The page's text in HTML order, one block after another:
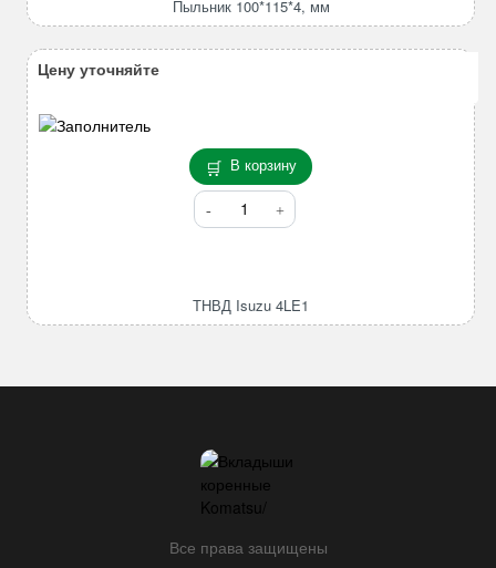
Пыльник 100*115*4, мм
В корзину
Количество
товара
ТНВД Isuzu 4LE1
Цену уточняйте
Все права защищены